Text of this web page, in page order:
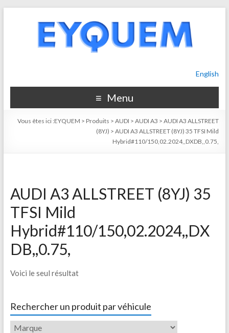
English
Menu
Vous êtes ici :EYQUEM > Produits >AUDI >AUDI A3 >AUDI A3 ALLSTREET
(8YJ) >AUDI A3 ALLSTREET (8YJ) 35 TFSI Mild
Hybrid#110/150,02.2024,,DXDB,,0.75,
AUDI A3 ALLSTREET (8YJ) 35
TFSI Mild
Hybrid#110/150,02.2024,,DX
DB,,0.75,
Voici le seul résultat
Rechercher un produit par véhicule